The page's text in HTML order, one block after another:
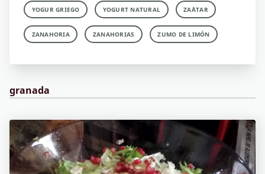
YOGUR GRIEGO YOGURT NATURAL ZA´ATAR
ZANAHORIA ZANAHORIAS ZUMO DE LIMÓN
granada